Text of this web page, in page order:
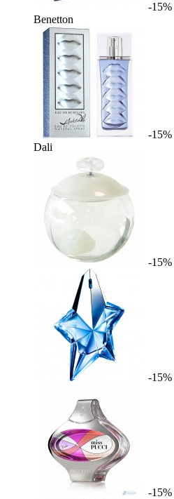
-15%
Benetton
-15%
Dali
-15%
-15%
-15%